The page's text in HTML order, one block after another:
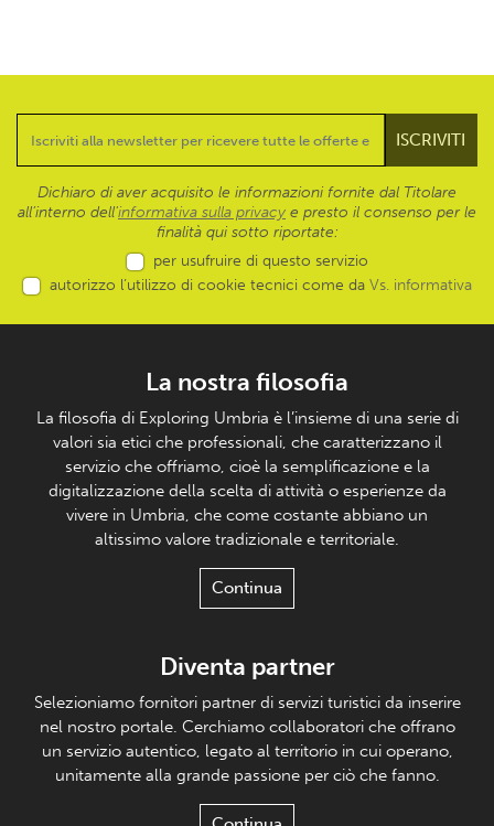
Dichiaro di aver acquisito le informazioni fornite dal Titolare
all’interno dell'informativa sulla privacy e presto il consenso per le
finalità qui sotto riportate:
per usufruire di questo servizio
autorizzo l’utilizzo di cookie tecnici come da Vs. informativa
La nostra filosofia
La filosofia di Exploring Umbria è l’insieme di una serie di
valori sia etici che professionali, che caratterizzano il
servizio che offriamo, cioè la semplificazione e la
digitalizzazione della scelta di attività o esperienze da
vivere in Umbria, che come costante abbiano un
altissimo valore tradizionale e territoriale.
Continua
Diventa partner
Selezioniamo fornitori partner di servizi turistici da inserire
nel nostro portale. Cerchiamo collaboratori che offrano
un servizio autentico, legato al territorio in cui operano,
unitamente alla grande passione per ciò che fanno.